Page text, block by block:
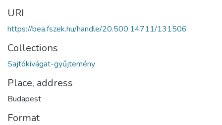
URI
https://bea.fszek.hu/handle/20.500.14711/131506
Collections
Sajtókivágat-gyűjtemény
Place, address
Budapest
Format